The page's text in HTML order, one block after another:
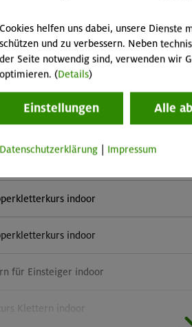
indoor
Klettern indoor (3 Termine)
indoor
indoor
für Einsteiger indoor
Klettern indoor
Cookies helfen uns dabei, unsere
schützen und zu verbessern. Neben
der Seite notwendig sind, verwenden wir
optimieren. (Details)
Einstellungen Alle
Datenschutzerklärung | Impressum